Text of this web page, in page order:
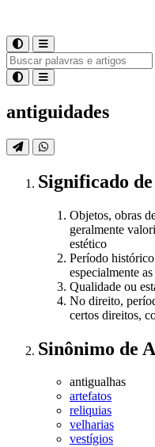
antiguidades
Significado de
Objetos, obras
geralmente
estético
Período
especialmente
Qualidade ou
No direito,
certos direitos,
Sinônimo de
antigualhas
artefatos
reliquias
velharias
vestígios